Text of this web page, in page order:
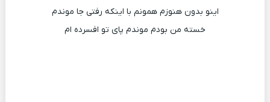
اینو بدون هنوزم همونم با اینکه رفتی جا موندم
خسته من بودم موندم پای تو افسرده ام